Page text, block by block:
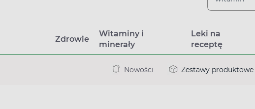
Zdrowie
Witaminy i
minerały
Leki na
receptę
Nowości Zestawy produktowe